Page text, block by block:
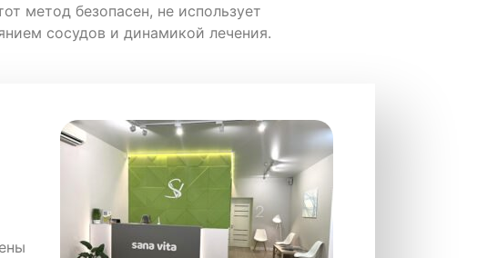
метод безопасен, не использует
сосудов и динамикой лечения.